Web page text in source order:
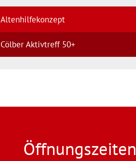
Altenhilfekonzept
Cölber Aktivtreff 50+
Öffnungszeiten